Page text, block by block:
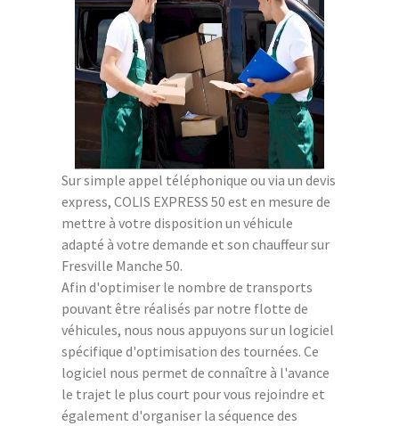
Sur simple appel téléphonique ou via un devis
express, COLIS EXPRESS 50 est en mesure de
mettre à votre disposition un véhicule
adapté à votre demande et son chauffeur sur
Fresville Manche 50.
Afin d'optimiser le nombre de transports
pouvant être réalisés par notre flotte de
véhicules, nous nous appuyons sur un logiciel
spécifique d'optimisation des tournées. Ce
logiciel nous permet de connaître à l'avance
le trajet le plus court pour vous rejoindre et
également d'organiser la séquence des